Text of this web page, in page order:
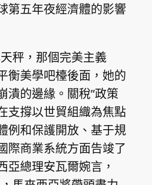
第五年夜經濟體的影響
秤，那個完美主義
衡美學吧檯後面，她的
潰的邊緣。關稅”政策
支撐以世貿組織為焦點
例和保護開放、基于規
際商業系統方面告竣了
亞總理安瓦爾婉言，